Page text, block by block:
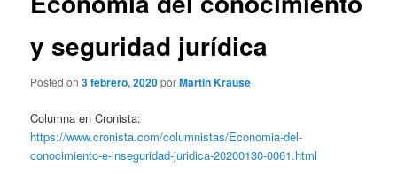
y seguridad jurídica
Posted on3 febrero, 2020porMartin Krause
Columna en Cronista:
https://www.cronista.com/columnistas/Economia-del-
conocimiento-e-inseguridad-juridica-20200130-0061.html